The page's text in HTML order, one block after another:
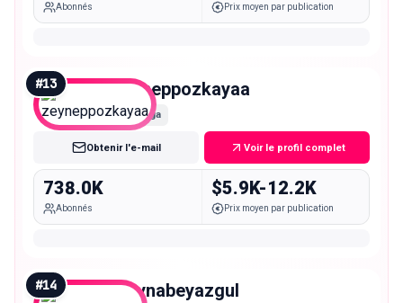
Abonnés Prix moyen par publication
#13 zeyneppozkayaa
Mega
Obtenir l'e-mail Voir le profil complet
738.0K
Abonnés
$5.9K-12.2K
Prix moyen par publication
#14 aleynabeyazgul